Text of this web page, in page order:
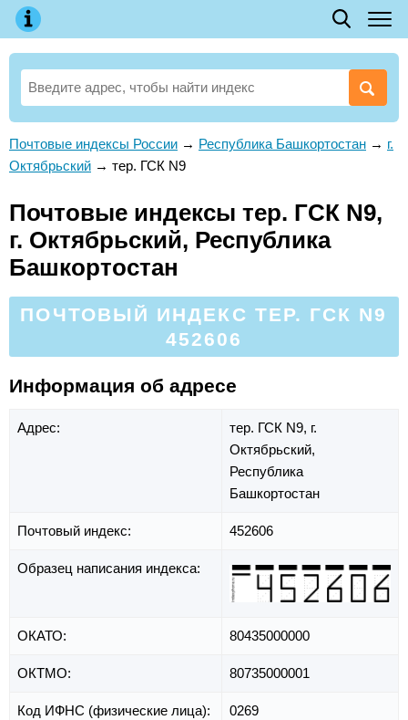
Почтовые индексы России → Республика Башкортостан → г.
Октябрьский → тер. ГСК N9
Почтовые индексы тер. ГСК N9,
г. Октябрьский, Республика
Башкортостан
ПОЧТОВЫЙ ИНДЕКС ТЕР. ГСК N9
452606
Информация об адресе
Адрес: тер. ГСК N9, г.
Октябрьский,
Республика
Башкортостан
Почтовый индекс: 452606
Образец написания индекса:
ОКАТО: 80435000000
ОКТМО: 80735000001
Код ИФНС (физические лица): 0269